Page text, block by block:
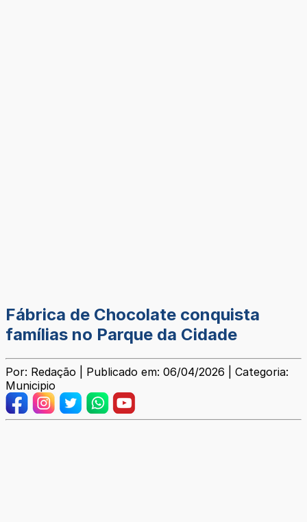
Fábrica de Chocolate conquista
famílias no Parque da Cidade
Por: Redação | Publicado em: 06/04/2026 | Categoria:
Municipio